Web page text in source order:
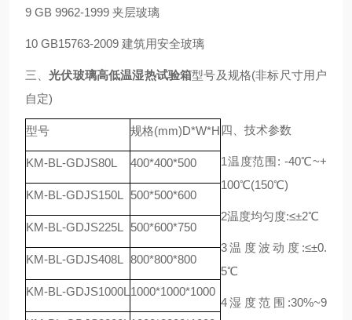
9 GB 9962-1999 夹层玻璃
10 GB15763-2009 建筑用安全玻璃
三、光伏玻璃高低温湿热试验箱型号及规格(非标尺寸用户
自定)
型号 规格(mm)D*W*H
KM-BL-GDJS80L 400*400*500
KM-BL-GDJS150L 500*500*600
KM-BL-GDJS225L 500*600*750
KM-BL-GDJS408L 800*800*800
KM-BL-GDJS1000L 1000*1000*1000
四、技术参数
1温度范围: -40℃~+
100℃(150℃)
2温度均匀度:≤±2℃
3温度波动度:≤±0.
5℃
4湿度范围:30%~9